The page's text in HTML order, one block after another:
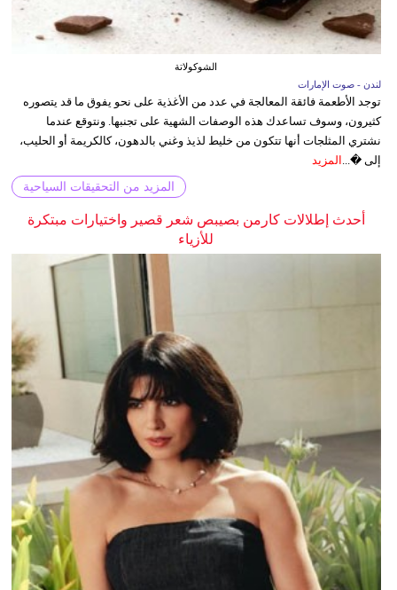
الشوكولاتة
لندن - صوت الإمارات
توجد الأطعمة فائقة المعالجة في عدد من الأغذية على نحو يفوق ما قد يتصوره
كثيرون، وسوف تساعدك هذه الوصفات الشهية على تجنبها. ونتوقع عندما
نشتري المثلجات أنها تتكون من خليط لذيذ وغني بالدهون، كالكريمة أو الحليب،
إلى �... المزيد
المزيد من التحقيقات السياحية
أحدث إطلالات كارمن بصيبص شعر قصير واختيارات مبتكرة
للأزياء